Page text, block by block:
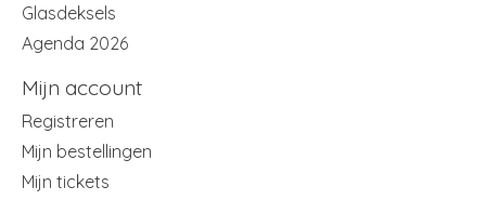
Glasdeksels
Agenda 2026
Mijn account
Registreren
Mijn bestellingen
Mijn tickets